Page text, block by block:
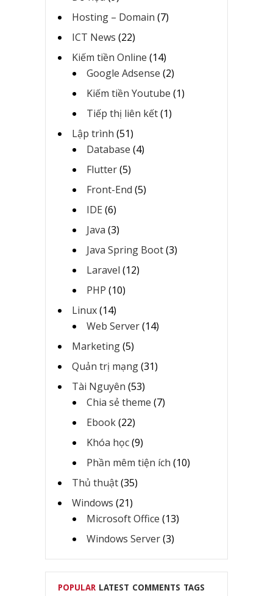
Hosting – Domain (7)
ICT News (22)
Kiếm tiền Online (14)
Google Adsense (2)
Kiếm tiền Youtube (1)
Tiếp thị liên kết(1)
Lập trình (51)
Database (4)
Flutter(5)
Front-End (5)
IDE (6)
Java (3)
Java Spring Boot(3)
Laravel (12)
PHP (10)
Linux(14)
Web Server(14)
Marketing(5)
Quản trị mạng(31)
Tài Nguyên (53)
Chia sẻ theme (7)
Ebook(22)
Khóa học(9)
Phần mêm tiện ích (10)
Thủ thuật(35)
Windows (21)
Microsoft Office (13)
Windows Server(3)
POPULAR LATEST COMMENTS TAGS